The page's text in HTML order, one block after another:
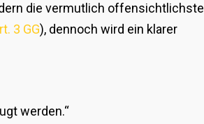
die vermutlich offensichtlichste
3 GG), dennoch wird ein klarer
werden.“